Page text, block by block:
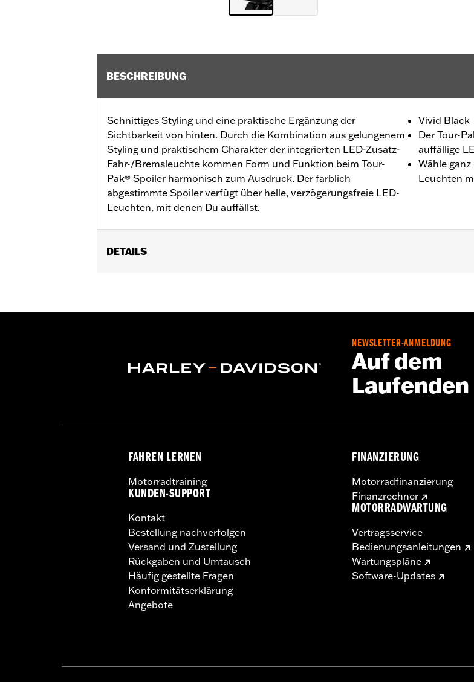
BESCHREIBUNG
Schnittiges Styling und eine praktische Ergänzung der
Sichtbarkeit von hinten. Durch die Kombination aus gelungenem
Styling und praktischem Charakter der integrierten LED-Zusatz-
Fahr-/Bremsleuchte kommen Form und Funktion beim Tour-
Pak® Spoiler harmonisch zum Ausdruck. Der farblich
abgestimmte Spoiler verfügt über helle, verzögerungsfreie LED-
Leuchten, mit denen Du auffällst.
Vivid Black
Der Tour-
auffällige
Wähle
Leuchten
DETAILS
Tour-Pak® Koffer. Der Einbau erfordert Tour-Pak Deckel Spoiler-Leuchten-Kit P/
NEWSLETTER-ANMELDUNG
Auf dem
FAHREN LERNEN
Motorradtraining
KUNDEN-SUPPORT
Kontakt
Bestellung nachverfolgen
Versand und Zustellung
Rückgaben und Umtausch
Häufig gestellte Fragen
Konformitätserklärung
Angebote
FINANZIERUNG
Motorradfinanzierung
Finanzrechner
MOTORRADWARTUNG
Vertragsservice
Bedienungsanleitungen
Wartungspläne
Software-Updates